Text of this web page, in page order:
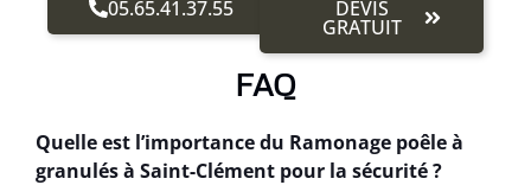
05.65.41.37.55 DEVIS
GRATUIT
FAQ
Quelle est l’importance du Ramonage poêle à
granulés à Saint-Clément pour la sécurité ?